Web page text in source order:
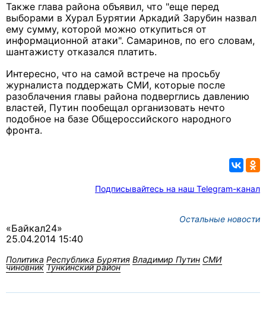
Также глава района объявил, что "еще перед
выборами в Хурал Бурятии Аркадий Зарубин назвал
ему сумму, которой можно откупиться от
информационной атаки". Самаринов, по его словам,
шантажисту отказался платить.
Интересно, что на самой встрече на просьбу
журналиста поддержать СМИ, которые после
разоблачения главы района подверглись давлению
властей, Путин пообещал организовать нечто
подобное на базе Общероссийского народного
фронта.
Подписывайтесь на наш Telegram-канал
Остальные новости
«Байкал24»
25.04.2014 15:40
Политика Республика Бурятия Владимир Путин СМИ
чиновник Тункинский район